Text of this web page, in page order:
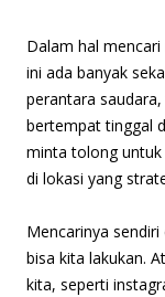
Dalam hal
ini ada banyak
perantara
bertempat tinggal
minta tolong untuk
di lokasi yang
Mencarinya
bisa kita lakukan.
kita, seperti